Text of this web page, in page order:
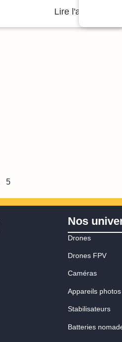
Lire l'article
5
Nos
Drones
Drones FPV
Caméras
Appareils photos
Stabilisateurs
Batteries